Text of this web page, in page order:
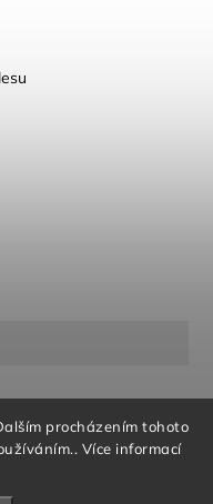
procházením tohoto
Více informací